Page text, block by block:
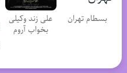
بسطام تهران
علی زند وکیلی
بخواب آروم